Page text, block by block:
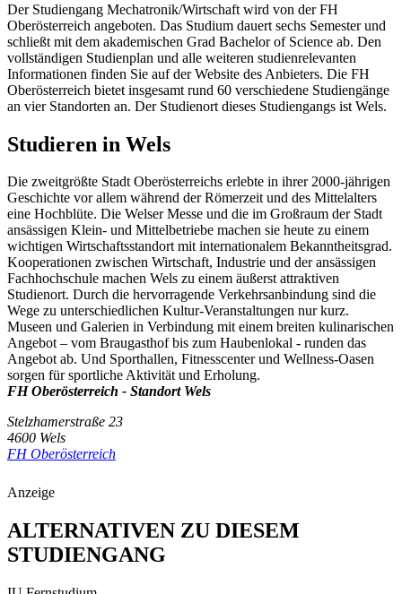
Der Studiengang Mechatronik/Wirtschaft wird von der FH
Oberösterreich angeboten. Das Studium dauert sechs Semester und
schließt mit dem akademischen Grad Bachelor of Science ab. Den
vollständigen Studienplan und alle weiteren studienrelevanten
Informationen finden Sie auf der Website des Anbieters. Die FH
Oberösterreich bietet insgesamt rund 60 verschiedene Studiengänge
an vier Standorten an. Der Studienort dieses Studiengangs ist Wels.
Studieren in Wels
Die zweitgrößte Stadt Oberösterreichs erlebte in ihrer 2000-jährigen
Geschichte vor allem während der Römerzeit und des Mittelalters
eine Hochblüte. Die Welser Messe und die im Großraum der Stadt
ansässigen Klein- und Mittelbetriebe machen sie heute zu einem
wichtigen Wirtschaftsstandort mit internationalem Bekanntheitsgrad.
Kooperationen zwischen Wirtschaft, Industrie und der ansässigen
Fachhochschule machen Wels zu einem äußerst attraktiven
Studienort. Durch die hervorragende Verkehrsanbindung sind die
Wege zu unterschiedlichen Kultur-Veranstaltungen nur kurz.
Museen und Galerien in Verbindung mit einem breiten kulinarischen
Angebot – vom Braugasthof bis zum Haubenlokal - runden das
Angebot ab. Und Sporthallen, Fitnesscenter und Wellness-Oasen
sorgen für sportliche Aktivität und Erholung.
FH Oberösterreich - Standort Wels
Stelzhamerstraße 23
4600 Wels
FH Oberösterreich
Anzeige
ALTERNATIVEN ZU DIESEM
STUDIENGANG